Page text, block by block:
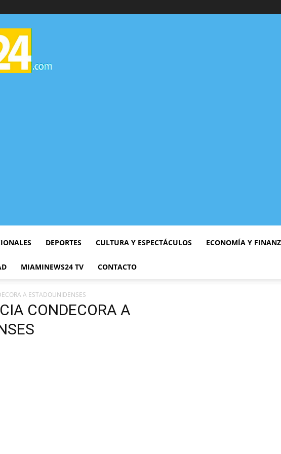
DEPORTES CULTURA Y ESPECTÁCULOS ECONOMÍA Y
MIAMINEWS24 TV CONTACTO
A ESTADOUNIDENSES
CONDECORA A